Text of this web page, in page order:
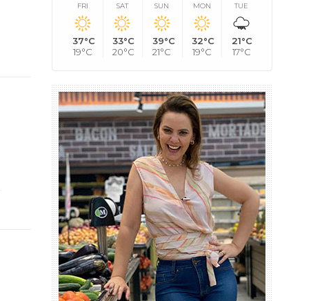
FRI
37°C
19°C
SAT
33°C
20°C
SUN
39°C
21°C
MON
32°C
19°C
TUE
21°C
17°C